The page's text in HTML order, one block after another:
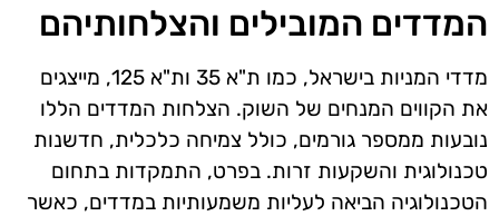
המדדים המובילים והצלחותיהם
מדדי המניות בישראל, כמו ת"א 35 ות"א 125, מייצגים
את הקווים המנחים של השוק. הצלחות המדדים הללו
נובעות ממספר גורמים, כולל צמיחה כלכלית, חדשנות
טכנולוגית והשקעות זרות. בפרט, התמקדות בתחום
הטכנולוגיה הביאה לעליות משמעותיות במדדים, כאשר